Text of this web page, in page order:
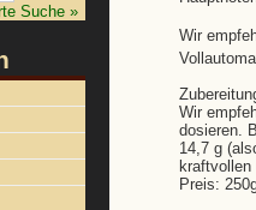
Wir
Wir
dosieren.
14,7 g
Preis:
Suche »